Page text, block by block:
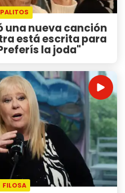
PALITOS
una nueva canción
está escrita para
la joda"
FILOSA